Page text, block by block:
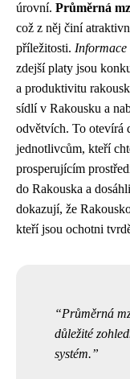
úrovní. Průměrná
což z něj činí
příležitosti. Informace
zdejší platy jsou
a produktivitu
sídlí v Rakousku a
odvětvích. To otevírá
jednotlivcům, kteří
prosperujícím
do Rakouska a
dokazují, že
kteří jsou ochotni
Průměrná
důležité
systém.